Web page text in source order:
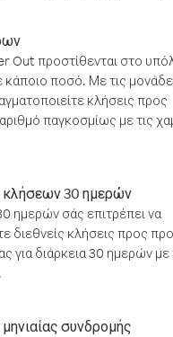
Out προστίθενται στο
κάποιο ποσό. Με τις
κλήσεις προς
παγκοσμίως με τις
30 ημερών
ημερών σάς επιτρέπει να
διεθνείς κλήσεις προς
για διάρκεια 30 ημερών με
συνδρομής